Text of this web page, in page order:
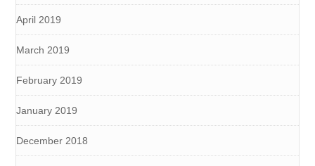
April 2019
March 2019
February 2019
January 2019
December 2018